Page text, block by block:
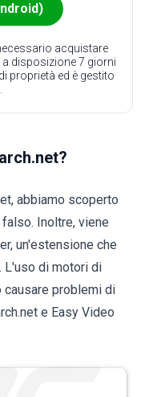
acquistare
a disposizione 7 giorni
proprietà ed è gestito
abbiamo scoperto
Inoltre, viene
un'estensione che
. L'uso di motori di
problemi di
e Easy Video